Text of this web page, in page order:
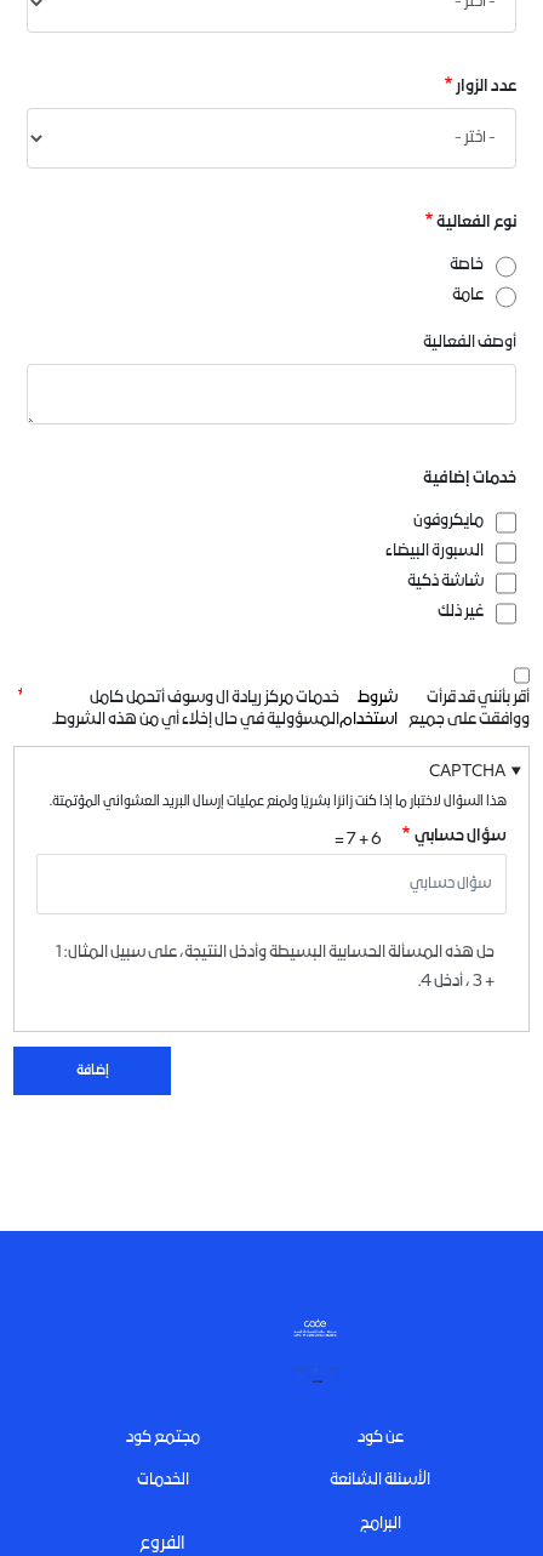
عدد الزوار
نوع الفعالية
خاصة
عامة
أوصف الفعالية
خدمات إضافية
مايكروفون
السبورة البيضاء
شاشة ذكية
غير ذلك
أقر بأنني قد قرأت
ووافقت على جميع
شروط
استخدام
خدمات مركز ريادة ال وسوف أتحمل كامل
المسؤولية في حال إخلاء أي من هذه الشروط.
CAPTCHA
هذا السؤال لاختبار ما إذا كنت زائرًا بشريًا ولمنع عمليات إرسال البريد العشوائي المؤتمتة.
سؤال حسابي 6 + 7 =
حل هذه المسألة الحسابية البسيطة وأدخل النتيجة، على سبيل المثال: 1
+ 3 ، أدخل 4.
Footerعن كود
الخدمات
البرامج
الفروع
مجتمع كود
الأسئلة الشائعة